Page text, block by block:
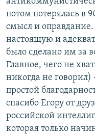
потом потерялась в
смысл и
настоящую и
было сделано им за
Главное, чего не
никогда не
простой
спасибо Егору от
российской
которая только